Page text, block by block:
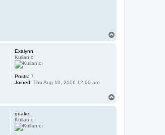
Exalynn
Kullanıcı
Posts: 7
Joined: Thu Aug 10, 2006 12:00 am
quake
Kullanıcı